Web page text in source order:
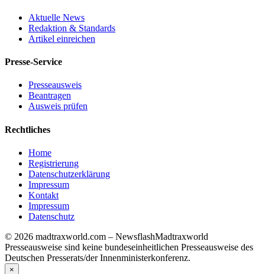
Aktuelle News
Redaktion & Standards
Artikel einreichen
Presse-Service
Presseausweis
Beantragen
Ausweis prüfen
Rechtliches
Home
Registrierung
Datenschutzerklärung
Impressum
Kontakt
Impressum
Datenschutz
© 2026 madtraxworld.com – NewsflashMadtraxworld
Presseausweise sind keine bundeseinheitlichen Presseausweise des
Deutschen Presserats/der Innenministerkonferenz.
×